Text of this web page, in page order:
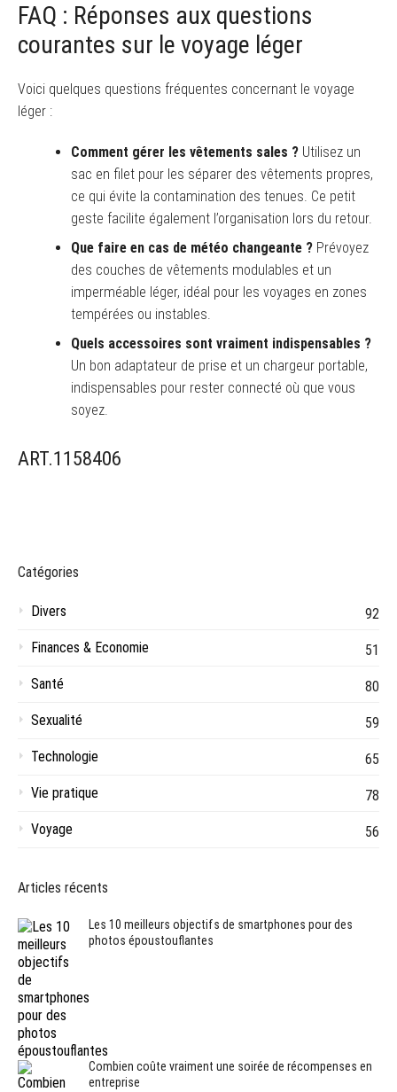
FAQ : Réponses aux questions
courantes sur le voyage léger
Voici quelques questions fréquentes concernant le voyage
léger :
Comment gérer les vêtements sales ? Utilisez un
sac en filet pour les séparer des vêtements propres,
ce qui évite la contamination des tenues. Ce petit
geste facilite également l’organisation lors du retour.
Que faire en cas de météo changeante ? Prévoyez
des couches de vêtements modulables et un
imperméable léger, idéal pour les voyages en zones
tempérées ou instables.
Quels accessoires sont vraiment indispensables ?
Un bon adaptateur de prise et un chargeur portable,
indispensables pour rester connecté où que vous
soyez.
ART.1158406
Catégories
Divers
92
Finances & Economie
51
Santé
80
Sexualité
59
Technologie
65
Vie pratique
78
Voyage
56
Articles récents
Les 10 meilleurs objectifs de smartphones pour des
photos époustouflantes
Combien coûte vraiment une soirée de récompenses en
entreprise